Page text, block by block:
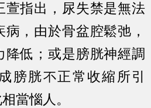
萱指出，尿失禁是無法
，由於骨盆腔鬆弛，
低；或是膀胱神經調
膀胱不正常收縮所引
當惱人。